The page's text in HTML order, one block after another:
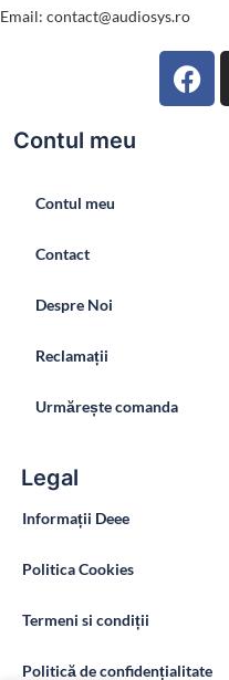
Email: contact@audiosys.ro
Contul meu
Contul meu
Contact
Despre Noi
Reclamații
Urmărește comanda
Legal
Informații Deee
Politica Cookies
Termeni si condiții
Politică de confidențialitate